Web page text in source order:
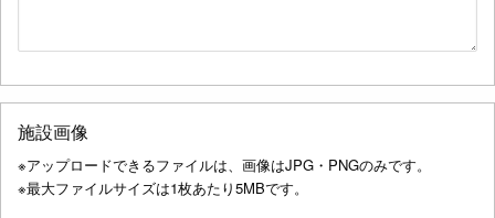
施設画像
※アップロードできるファイルは、画像はJPG・PNGのみです。
※最大ファイルサイズは1枚あたり5MBです。